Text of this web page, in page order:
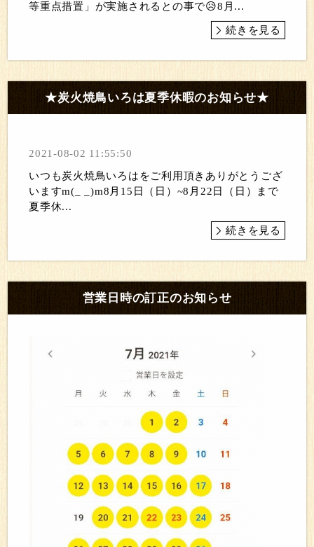
等重点措置」が実施されるとの事で😥8月...
続きを見る
★炭火焼鳥いろは夏季休暇のお知らせ★
2021-08-02 11:55:50
いつも炭火焼鳥いろはをご利用頂きありがとうござ
いますm(_ _)m8月15日（日）~8月22日（日）まで
夏季休...
続きを見る
営業日時の訂正のお知らせ